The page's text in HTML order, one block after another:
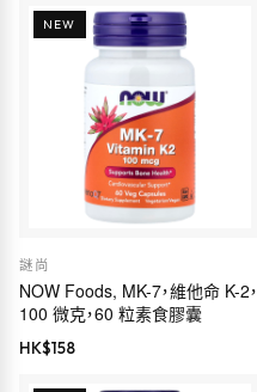
NEW
謎尚
NOW Foods, MK-7，維他命 K-2，
100 微克，60 粒素食膠囊
HK$158